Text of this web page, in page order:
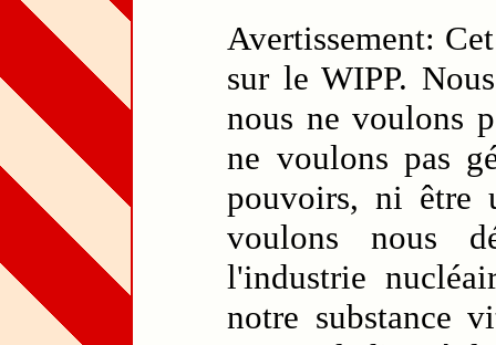
Avertissement:
sur le WIPP.
nous ne voulons
ne voulons pas
pouvoirs, ni être
voulons nous
l'industrie
notre substance